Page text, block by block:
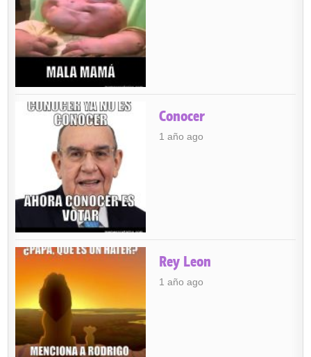
Conocer
1 año ago
Rey Leon
1 año ago